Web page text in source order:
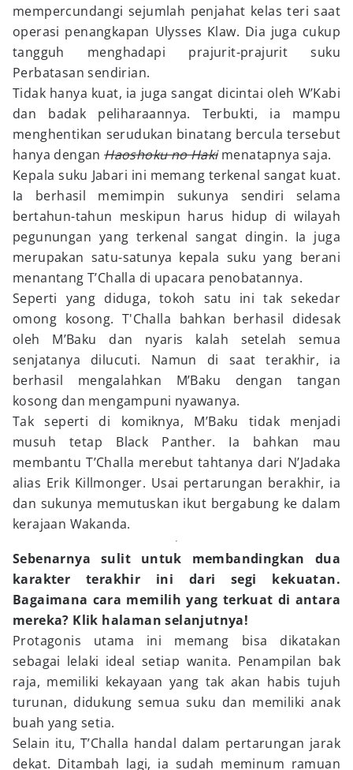
mempercundangi sejumlah penjahat kelas teri saat
operasi penangkapan Ulysses Klaw. Dia juga cukup
tangguh menghadapi prajurit-prajurit suku
Perbatasan sendirian.
Tidak hanya kuat, ia juga sangat dicintai oleh W’Kabi
dan badak peliharaannya. Terbukti, ia mampu
menghentikan serudukan binatang bercula tersebut
hanya denganHaoshoku no Hakimenatapnya saja.
Kepala suku Jabari ini memang terkenal sangat kuat.
Ia berhasil memimpin sukunya sendiri selama
bertahun-tahun meskipun harus hidup di wilayah
pegunungan yang terkenal sangat dingin. Ia juga
merupakan satu-satunya kepala suku yang berani
menantang T’Challa di upacara penobatannya.
Seperti yang diduga, tokoh satu ini tak sekedar
omong kosong. T'Challa bahkan berhasil didesak
oleh M’Baku dan nyaris kalah setelah semua
senjatanya dilucuti. Namun di saat terakhir, ia
berhasil mengalahkan M’Baku dengan tangan
kosong dan mengampuni nyawanya.
Tak seperti di komiknya, M’Baku tidak menjadi
musuh tetap Black Panther. Ia bahkan mau
membantu T’Challa merebut tahtanya dari N’Jadaka
alias Erik Killmonger. Usai pertarungan berakhir, ia
dan sukunya memutuskan ikut bergabung ke dalam
kerajaan Wakanda.
Sebenarnya sulit untuk membandingkan dua
karakter terakhir ini dari segi kekuatan.
Bagaimana cara memilih yang terkuat di antara
mereka? Klik halaman selanjutnya!
Protagonis utama ini memang bisa dikatakan
sebagai lelaki ideal setiap wanita. Penampilan bak
raja, memiliki kekayaan yang tak akan habis tujuh
turunan, didukung semua suku dan memiliki anak
buah yang setia.
Selain itu, T’Challa handal dalam pertarungan jarak
dekat. Ditambah lagi, ia sudah meminum ramuan